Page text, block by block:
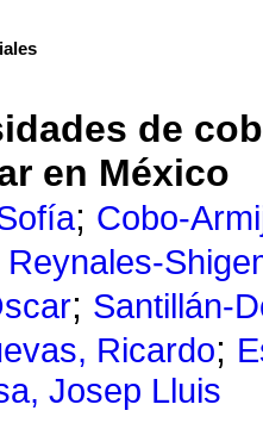
de
en México
; Cobo-
Reynales-
; Santillán-
Ricardo;
Josep Lluis